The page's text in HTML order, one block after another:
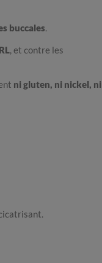
buccales.
, et contre les
ni gluten, ni nickel, ni